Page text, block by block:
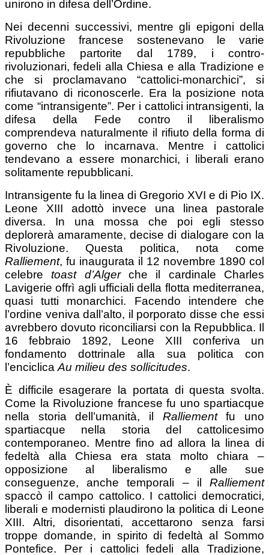
unirono in difesa dell’Ordine.
Nei decenni successivi, mentre gli epigoni della
Rivoluzione francese sostenevano le varie
repubbliche partorite dal 1789, i contro-
rivoluzionari, fedeli alla Chiesa e alla Tradizione e
che si proclamavano “cattolici-monarchici”, si
rifiutavano di riconoscerle. Era la posizione nota
come “intransigente”. Per i cattolici intransigenti, la
difesa della Fede contro il liberalismo
comprendeva naturalmente il rifiuto della forma di
governo che lo incarnava. Mentre i cattolici
tendevano a essere monarchici, i liberali erano
solitamente repubblicani.
Intransigente fu la linea di Gregorio XVI e di Pio IX.
Leone XIII adottò invece una linea pastorale
diversa. In una mossa che poi egli stesso
deplorerà amaramente, decise di dialogare con la
Rivoluzione. Questa politica, nota come
Ralliement, fu inaugurata il 12 novembre 1890 col
celebretoast d’Algerche il cardinale Charles
Lavigerie offrì agli ufficiali della flotta mediterranea,
quasi tutti monarchici. Facendo intendere che
l’ordine veniva dall’alto, il porporato disse che essi
avrebbero dovuto riconciliarsi con la Repubblica. Il
16 febbraio 1892, Leone XIII conferiva un
fondamento dottrinale alla sua politica con
l’enciclica Au milieu des sollicitudes.
È difficile esagerare la portata di questa svolta.
Come la Rivoluzione francese fu uno spartiacque
nella storia dell’umanità, il Ralliementfu uno
spartiacque nella storia del cattolicesimo
contemporaneo. Mentre fino ad allora la linea di
fedeltà alla Chiesa era stata molto chiara –
opposizione al liberalismo e alle sue
conseguenze, anche temporali – il Ralliement
spaccò il campo cattolico. I cattolici democratici,
liberali e modernisti plaudirono la politica di Leone
XIII. Altri, disorientati, accettarono senza farsi
troppe domande, in spirito di fedeltà al Sommo
Pontefice. Per i cattolici fedeli alla Tradizione,